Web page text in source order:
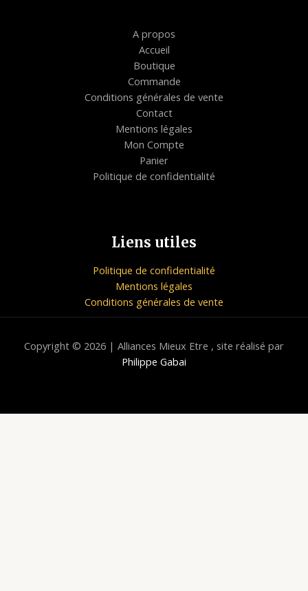
A propos
Accueil
Boutique
Commande
Conditions générales de vente
Contact
Mentions légales
Mon Compte
Panier
Politique de confidentialité
Liens utiles
Politique de confidentialité
Mentions légales
Conditions générales de vente
Copyright © 2026 | Alliances Mieux Etre , site réalisé par
Philippe Gabai